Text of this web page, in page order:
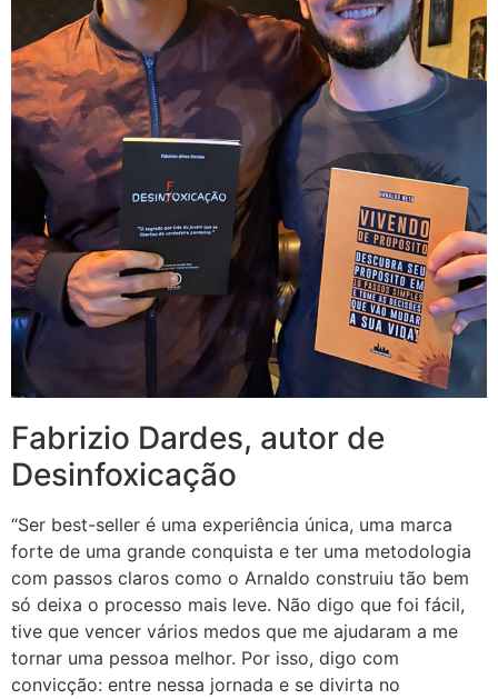
Fabrizio Dardes, autor de
Desinfoxicação
“Ser best-seller é uma experiência única, uma marca
forte de uma grande conquista e ter uma metodologia
com passos claros como o Arnaldo construiu tão bem
só deixa o processo mais leve. Não digo que foi fácil,
tive que vencer vários medos que me ajudaram a me
tornar uma pessoa melhor. Por isso, digo com
convicção: entre nessa jornada e se divirta no